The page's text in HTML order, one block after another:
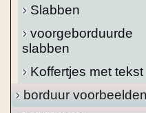
Slabben
voorgeborduurde
slabben
Koffertjes met tekst
borduur voorbeelden